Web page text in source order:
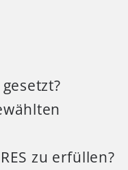
zu erfüllen?